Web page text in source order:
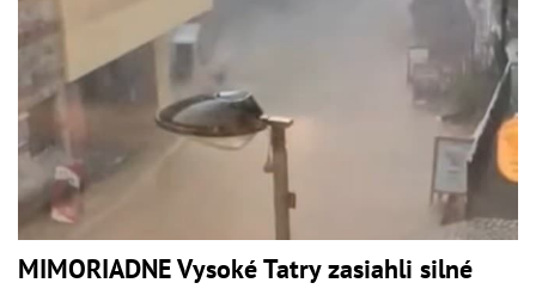
MIMORIADNE Vysoké Tatry zasiahli silné